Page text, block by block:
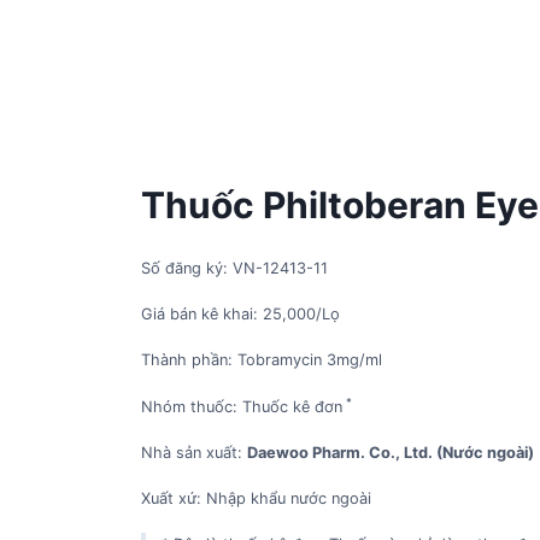
Thuốc Philtoberan
Số đăng ký: VN-12413-11
Giá bán kê khai: 25,000/Lọ
Thành phần: Tobramycin 3mg/ml
Nhóm thuốc: Thuốc kê đơn *
Nhà sản xuất: Daewoo Pharm. Co., Ltd. (Nước ngoài)
Xuất xứ: Nhập khẩu nước ngoài